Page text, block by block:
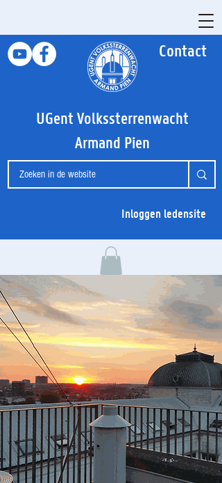
Contact
UGent Volkssterrenwacht
Armand Pien
Inloggen ledensite